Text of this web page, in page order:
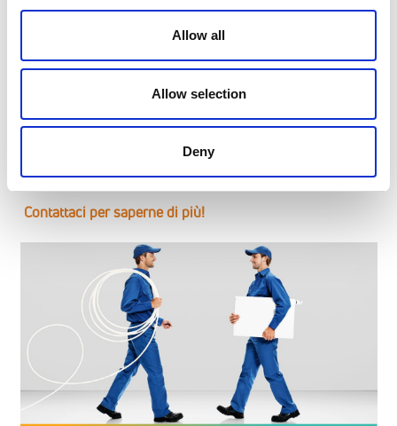
Allow all
Allow selection
Deny
progettazione su misura.
radiatori. Affidati ai nostri professionisti qualificati per
valutare le caratteristiche del tuo edificio e progettare la
soluzione ibrida che massimizza il tuo comfort e il
risparmio energetico.
Contattaci per saperne di più!